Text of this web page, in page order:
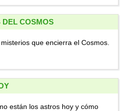
DEL COSMOS
que encierra el Cosmos.
están los astros hoy y cómo